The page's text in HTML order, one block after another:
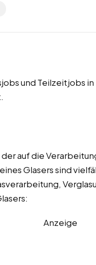
und Teilzeitjobs
auf die
Glasers sind
Anzeige